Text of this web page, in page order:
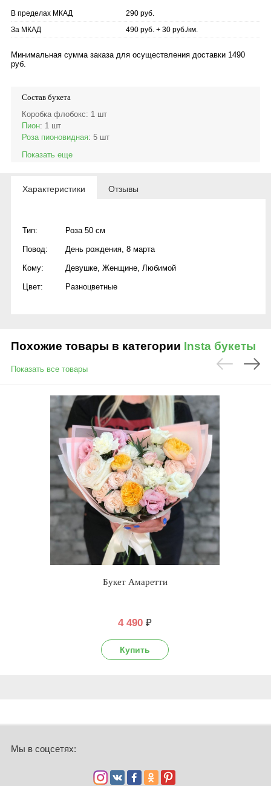
В пределах МКАД
290 руб.
За МКАД
490 руб. + 30 руб./км.
Минимальная сумма заказа для осуществления доставки 1490
руб.
Состав букета
Коробка флобокс: 1 шт
Пион: 1 шт
Роза пионовидная: 5 шт
Показать еще
Характеристики Отзывы
Тип: Роза 50 см
Повод: День рождения, 8 марта
Кому: Девушке, Женщине, Любимой
Цвет: Разноцветные
Похожие товары в категории Insta букеты
Показать все товары
Букет Амаретти
4 490 ₽
Мы в соцсетях: